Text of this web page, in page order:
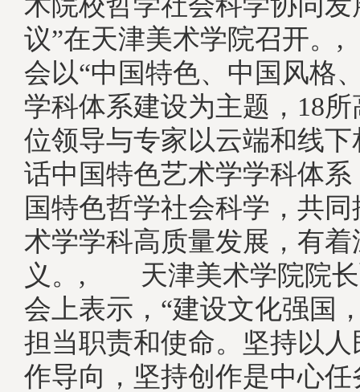
议”在天津美术学院召开
会以“中国特色、中国风格
学科体系建设为主题，18所
位领导与专家以云端和线
话中国特色艺术学学科体
国特色哲学社会科学，共
术学学科高质量发展，有着
义。, 天津美术学院院长
会上表示，“建设文化强国
担当职责和使命。坚持以
作导向，坚持创作是中心